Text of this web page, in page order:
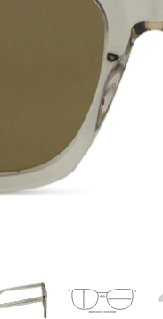
Lățimea lentilei
Lățimea
lentilei